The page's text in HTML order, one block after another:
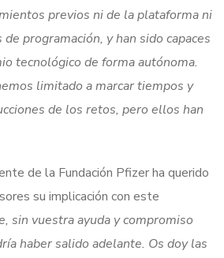
previos ni de la plataforma ni
programación, y han sido capaces
tecnológico de forma autónoma.
limitado a marcar tiempos y
de los retos, pero ellos han
de la Fundación Pfizer ha querido
su implicación con este
sin vuestra ayuda y compromiso
haber salido adelante. Os doy las